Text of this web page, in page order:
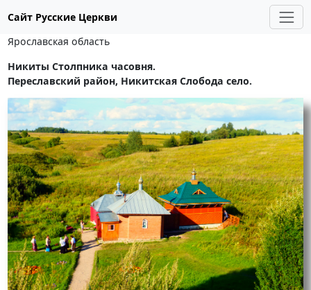
Сайт Русские Церкви
Ярославская область
Никиты Столпника часовня.
Переславский район, Никитская Слобода село.